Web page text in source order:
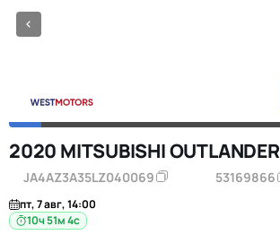
2020 MITSUBISHI OUTLANDER
JA4AZ3A35LZ040069 53169866
пт, 7 авг, 14:00
10ч 51м 3с